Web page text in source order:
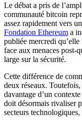
Le débat a pris de
communauté bitcoin
assez rapidement vers
Fondation Ethereum a
publiée mercredi
face aux menaces post-
large sur la sécurité.
Cette différence de
deux réseaux.
davantage d’un
doit désormais rivaliser
secteurs